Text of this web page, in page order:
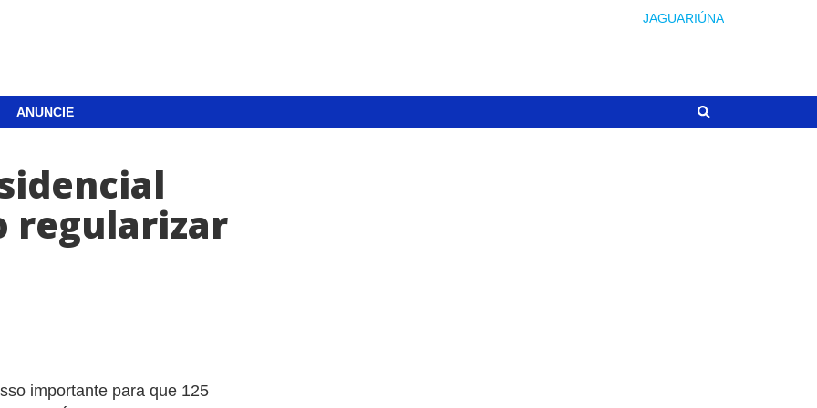
JAGUARIÚNA
ANUNCIE
regularizar
importante para que 125